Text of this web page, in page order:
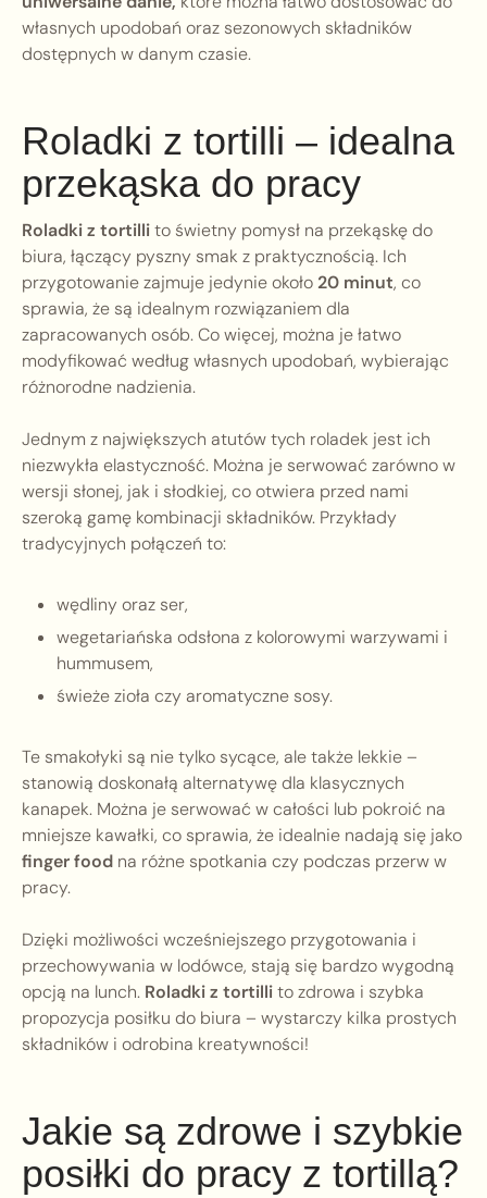
własnych upodobań oraz sezonowych składników
dostępnych w danym czasie.
Roladki z tortilli – idealna
przekąska do pracy
Roladki z tortillito świetny pomysł na przekąskę do
biura, łączący pyszny smak z praktycznością. Ich
przygotowanie zajmuje jedynie około20 minut, co
sprawia, że są idealnym rozwiązaniem dla
zapracowanych osób. Co więcej, można je łatwo
modyfikować według własnych upodobań, wybierając
różnorodne nadzienia.
Jednym z największych atutów tych roladek jest ich
niezwykła elastyczność. Można je serwować zarówno w
wersji słonej, jak i słodkiej, co otwiera przed nami
szeroką gamę kombinacji składników. Przykłady
tradycyjnych połączeń to:
wędliny oraz ser,
wegetariańska odsłona z kolorowymi warzywami i
hummusem,
świeże zioła czy aromatyczne sosy.
Te smakołyki są nie tylko sycące, ale także lekkie –
stanowią doskonałą alternatywę dla klasycznych
kanapek. Można je serwować w całości lub pokroić na
mniejsze kawałki, co sprawia, że idealnie nadają się jako
finger food na różne spotkania czy podczas przerw w
pracy.
Dzięki możliwości wcześniejszego przygotowania i
przechowywania w lodówce, stają się bardzo wygodną
opcją na lunch. Roladki z tortillito zdrowa i szybka
propozycja posiłku do biura – wystarczy kilka prostych
składników i odrobina kreatywności!
Jakie są zdrowe i szybkie
posiłki do pracy z tortillą?